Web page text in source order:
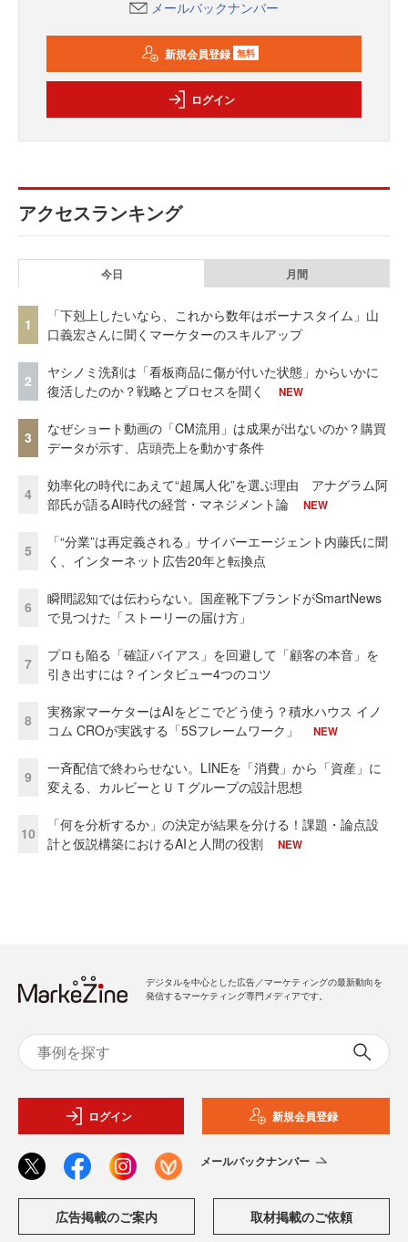
メールバックナンバー
新規会員登録 無料
ログイン
アクセスランキング
今日 月間
1
「下剋上したいなら、これから数年はボーナスタイム」山
口義宏さんに聞くマーケターのスキルアップ
2
ヤシノミ洗剤は「看板商品に傷が付いた状態」からいかに
復活したのか？戦略とプロセスを聞く
NEW
3
なぜショート動画の「CM流用」は成果が出ないのか？購買
データが示す、店頭売上を動かす条件
4
効率化の時代にあえて“超属人化”を選ぶ理由 アナグラム阿
部氏が語るAI時代の経営・マネジメント論
NEW
5
「“分業”は再定義される」サイバーエージェント内藤氏に聞
く、インターネット広告20年と転換点
6
瞬間認知では伝わらない。国産靴下ブランドがSmartNews
で見つけた「ストーリーの届け方」
7
プロも陥る「確証バイアス」を回避して「顧客の本音」を
引き出すには？インタビュー4つのコツ
8
実務家マーケターはAIをどこでどう使う？積水ハウス イノ
コム CROが実践する「5Sフレームワーク」
NEW
9
一斉配信で終わらせない。LINEを「消費」から「資産」に
変える、カルビーとＵＴグループの設計思想
10
「何を分析するか」の決定が結果を分ける！課題・論点設
計と仮説構築におけるAIと人間の役割
NEW
デジタルを中心とした広告／マーケティングの最新動向を
発信するマーケティング専門メディアです。
ログイン 新規会員登録
メールバックナンバー
広告掲載のご案内 取材掲載のご依頼